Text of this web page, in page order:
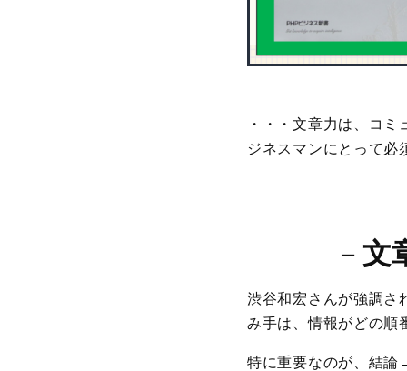
・・・文章力は、コ
ジネスマンにとって必
－ 文
渋谷和宏さんが強調さ
み手は、情報がどの順
特に重要なのが、結